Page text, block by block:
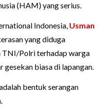
(HAM) yang serius.
Indonesia, Usman
yang diduga
TNI/Polri terhadap warga
biasa di lapangan.
bentuk serangan